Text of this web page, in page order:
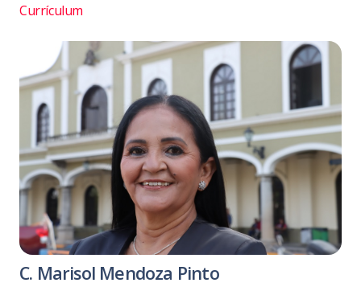
Currículum
C. Marisol Mendoza Pinto